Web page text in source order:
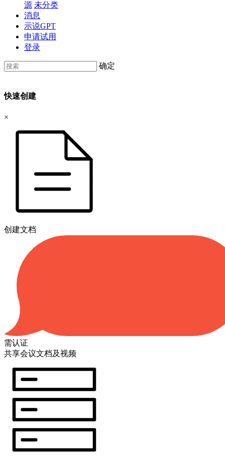
源 未分类
消息
示说GPT
申请试用
登录
确定
快速创建
×
创建文档
需认证
共享会议文档及视频